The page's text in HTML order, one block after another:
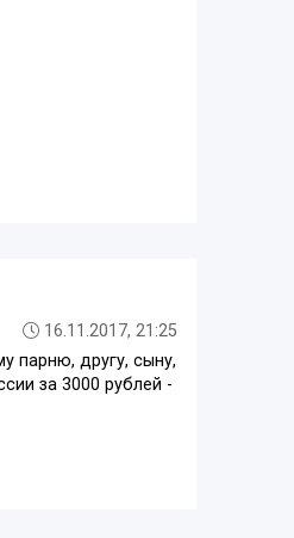
16.11.2017, 21:25
парню, другу, сыну,
за 3000 рублей -